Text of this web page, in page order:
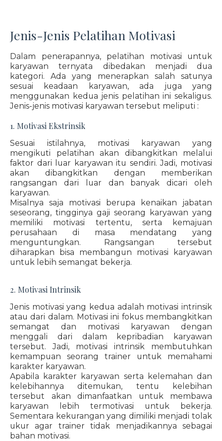
Jenis-Jenis Pelatihan Motivasi
Dalam penerapannya, pelatihan motivasi untuk
karyawan ternyata dibedakan menjadi dua
kategori. Ada yang menerapkan salah satunya
sesuai keadaan karyawan, ada juga yang
menggunakan kedua jenis pelatihan ini sekaligus.
Jenis-jenis motivasi karyawan tersebut meliputi :
1. Motivasi Ekstrinsik
Sesuai istilahnya, motivasi karyawan yang
mengikuti pelatihan akan dibangkitkan melalui
faktor dari luar karyawan itu sendiri. Jadi, motivasi
akan dibangkitkan dengan memberikan
rangsangan dari luar dan banyak dicari oleh
karyawan.
Misalnya saja motivasi berupa kenaikan jabatan
seseorang, tingginya gaji seorang karyawan yang
memiliki motivasi tertentu, serta kemajuan
perusahaan di masa mendatang yang
menguntungkan. Rangsangan tersebut
diharapkan bisa membangun motivasi karyawan
untuk lebih semangat bekerja.
2. Motivasi Intrinsik
Jenis motivasi yang kedua adalah motivasi intrinsik
atau dari dalam. Motivasi ini fokus membangkitkan
semangat dan motivasi karyawan dengan
menggali dari dalam kepribadian karyawan
tersebut. Jadi, motivasi intrinsik membutuhkan
kemampuan seorang trainer untuk memahami
karakter karyawan.
Apabila karakter karyawan serta kelemahan dan
kelebihannya ditemukan, tentu kelebihan
tersebut akan dimanfaatkan untuk membawa
karyawan lebih termotivasi untuk bekerja.
Sementara kekurangan yang dimiliki menjadi tolak
ukur agar trainer tidak menjadikannya sebagai
bahan motivasi.